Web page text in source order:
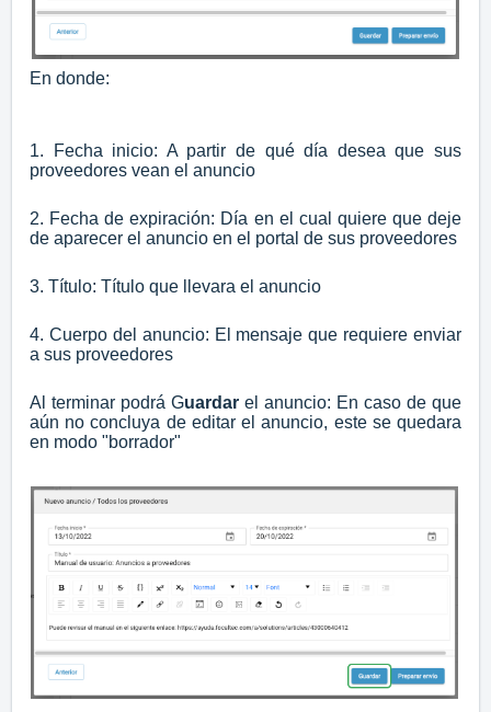
En donde:
1. Fecha inicio: A partir de qué día desea que sus
proveedores vean el anuncio
2. Fecha de expiración: Día en el cual quiere que deje
de aparecer el anuncio en el portal de sus proveedores
3. Título: Título que llevara el anuncio
4. Cuerpo del anuncio: El mensaje que requiere enviar
a sus proveedores
Al terminar podrá Guardar el anuncio: En caso de que
aún no concluya de editar el anuncio, este se quedara
en modo "borrador"